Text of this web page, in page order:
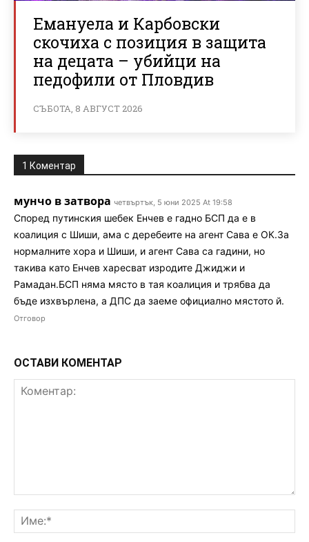
Емануела и Карбовски
скочиха с позиция в защита
на децата – убийци на
педофили от Пловдив
СЪБОТА, 8 АВГУСТ 2026
1 Коментар
мунчо в затвора четвъртък, 5 юни 2025 At 19:58
Според путинския шебек Енчев е гадно БСП да е в
коалиция с Шиши, ама с деребеите на агент Сава е ОК.За
нормалните хора и Шиши, и агент Сава са гадини, но
такива като Енчев харесват изродите Джиджи и
Рамадан.БСП няма място в тая коалиция и трябва да
бъде изхвърлена, а ДПС да заеме официално мястото й.
Отговор
ОСТАВИ КОМЕНТАР